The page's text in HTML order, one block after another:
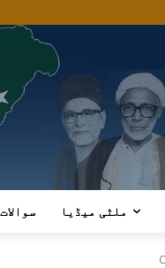
ملٹی میڈیا